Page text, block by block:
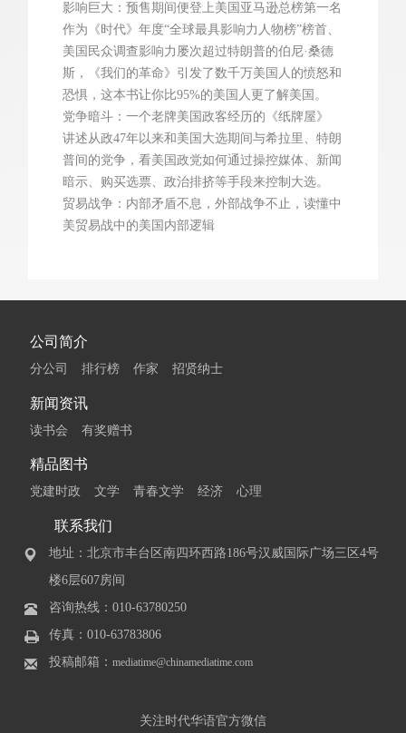
影响巨大：预售期间便登上美国亚马逊总榜第一名
作为《时代》年度“全球最具影响力人物榜”榜首、
美国民众调查影响力屡次超过特朗普的伯尼·桑德
斯，《我们的革命》引发了数千万美国人的愤怒和
恐惧，这本书让你比95%的美国人更了解美国。
党争暗斗：一个老牌美国政客经历的《纸牌屋》
讲述从政47年以来和美国大选期间与希拉里、特朗
普间的党争，看美国政党如何通过操控媒体、新闻
暗示、购买选票、政治排挤等手段来控制大选。
贸易战争：内部矛盾不息，外部战争不止，读懂中
美贸易战中的美国内部逻辑
公司简介
分公司 排行榜 作家 招贤纳士
新闻资讯
读书会 有奖赠书
精品图书
党建时政 文学 青春文学 经济 心理
联系我们
地址：北京市丰台区南四环西路186号汉威国际广场三区4号
楼6层607房间
咨询热线：010-63780250
传真：010-63783806
投稿邮箱： mediatime@chinamediatime.com
关注时代华语官方微信